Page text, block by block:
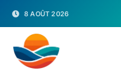
8 AOÛT 2026